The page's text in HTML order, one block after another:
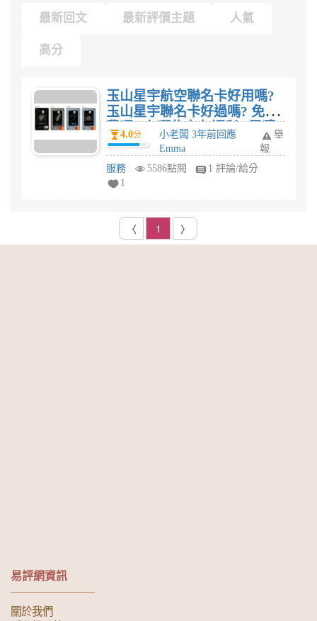
最新回文 最新評價主題 人氣
高分
玉山星宇航空聯名卡好用嗎?
玉山星宇聯名卡好過嗎? 免年
費嗎? 有哪些卡友福利? 累積
哩程之類的?
4.0分
小老闆 3年前回應
Emma
舉
報
服務
5586點閱
1 評論/給分
1
〈 1 〉
易評網資訊
關於我們